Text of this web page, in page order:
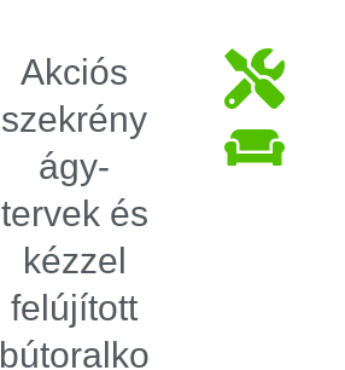
Akciós
szekrény
ágy-
tervek és
kézzel
felújított
bútoralko